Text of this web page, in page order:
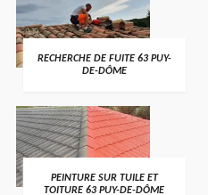
RECHERCHE DE FUITE 63 PUY-
DE-DÔME
PEINTURE SUR TUILE ET
TOITURE 63 PUY-DE-DÔME